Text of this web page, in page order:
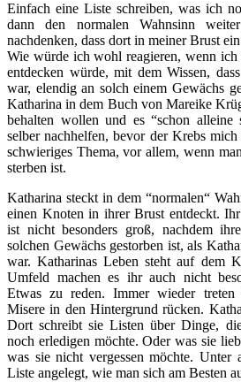
Einfach eine Liste schreiben, was ich
dann den normalen Wahnsinn
nachdenken, dass dort in meiner Brust
Wie würde ich wohl reagieren, wenn
entdecken würde, mit dem Wissen,
war, elendig an solch einem Gewächs
Katharina in dem Buch von Mareike
behalten wollen und es “schon alleine
selber nachhelfen, bevor der Krebs
schwieriges Thema, vor allem, wenn
sterben ist.
Katharina steckt in dem “normalen“
einen Knoten in ihrer Brust entdeckt.
ist nicht besonders groß, nachdem
solchen Gewächs gestorben ist, als
war. Katharinas Leben steht auf dem
Umfeld machen es ihr auch nicht
Etwas zu reden. Immer wieder
Misere in den Hintergrund rücken.
Dort schreibt sie Listen über Dinge,
noch erledigen möchte. Oder was sie
was sie nicht vergessen möchte. Unter
Liste angelegt, wie man sich am Besten